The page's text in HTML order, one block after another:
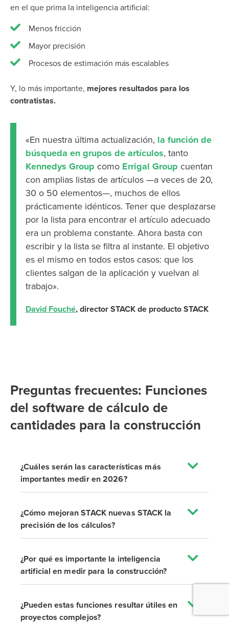
en el que prima la inteligencia artificial:
Menos fricción
Mayor precisión
Procesos de estimación más escalables
Y, lo más importante, mejores resultados para los
contratistas.
«En nuestra última actualización, la función de
búsqueda en grupos de artículos, tanto
Kennedys Group como Errigal Group cuentan
con amplias listas de artículos —a veces de 20,
30 o 50 elementos—, muchos de ellos
prácticamente idénticos. Tener que desplazarse
por la lista para encontrar el artículo adecuado
era un problema constante. Ahora basta con
escribir y la lista se filtra al instante. El objetivo
es el mismo en todos estos casos: que los
clientes salgan de la aplicación y vuelvan al
trabajo».
David Fouché, director STACK de producto STACK
Preguntas frecuentes: Funciones
del software de cálculo de
cantidades para la construcción
¿Cuáles serán las características más
importantes medir en 2026?
¿Cómo mejoran STACK nuevas STACK la
precisión de los cálculos?
¿Por qué es importante la inteligencia
artificial en medir para la construcción?
¿Pueden estas funciones resultar útiles en
proyectos complejos?